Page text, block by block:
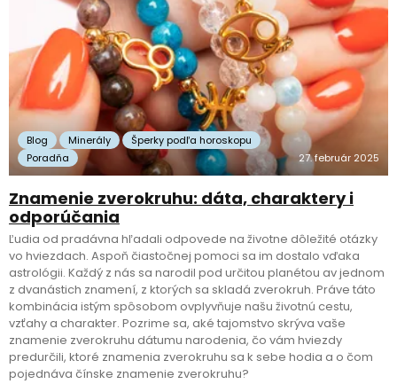
Blog Minerály
Šperky podľa horoskopu
Poradňa
27. február 2025
Znamenie zverokruhu: dáta, charaktery i
odporúčania
Ľudia od pradávna hľadali odpovede na životne dôležité otázky
vo hviezdach. Aspoň čiastočnej pomoci sa im dostalo vďaka
astrológii. Každý z nás sa narodil pod určitou planétou av jednom
z dvanástich znamení, z ktorých sa skladá zverokruh. Práve táto
kombinácia istým spôsobom ovplyvňuje našu životnú cestu,
vzťahy a charakter. Pozrime sa, aké tajomstvo skrýva vaše
znamenie zverokruhu dátumu narodenia, čo vám hviezdy
predurčili, ktoré znamenia zverokruhu sa k sebe hodia a o čom
pojednáva čínske znamenie zverokruhu?